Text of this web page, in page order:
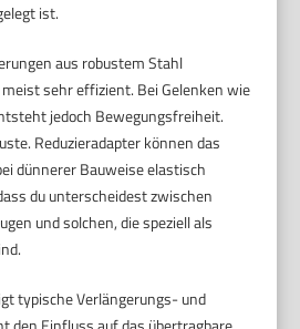
ist.
aus robustem Stahl
sehr effizient. Bei Gelenken wie
jedoch Bewegungsfreiheit.
Reduzieradapter können das
dünnerer Bauweise elastisch
du unterscheidest zwischen
und solchen, die speziell als
typische Verlängerungs- und